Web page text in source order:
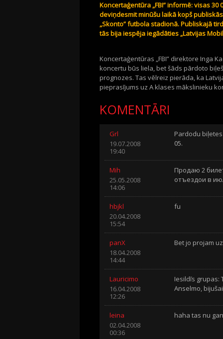
Koncertaģentūra „FBI” informē: visas 30
deviņdesmit minūšu laikā kopš
„Skonto” futbola stadionā. Publiskajā
tās bija iespēja iegādāties „Latvijas
Koncertaģentūras „FBI” direktore Inga
koncertu būs liela, bet šāds pārdoto
prognozes. Tas vēlreiz pierāda, ka
pieprasījums uz A klases mākslinieku
KOMENTĀRI
Grl
19.07.2008
19:40
Pardodu biļetes
05.
Mih
25.05.2008
14:06
Продаю 2
отъездои в
hbjkl
20.04.2008
15:54
fu
panX
18.04.2008
14:44
Bet jo projam
Lauricimo
16.04.2008
12:26
Iesildīs grupas:
Anselmo,
leina
02.04.2008
00:36
haha tas nu